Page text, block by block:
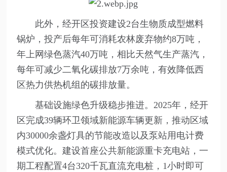
此外，经开区投资建设2台生物质成型燃料
锅炉，投产后每年可消耗农林废弃物约8万吨，
年上网绿色蒸汽40万吨，相比天然气生产蒸汽，
每年可减少二氧化碳排放7万余吨，有效降低西
区热力供热机组的碳排放量。
基础设施绿色升级稳步推进。2025年，经开
区完成39辆环卫领域新能源车辆更新，推动区域
内30000余盏灯具的节能改造以及泵站用电计费
模式优化。建设首座公共新能源重卡充电站，一
期工程配置4台320千瓦直流充电桩，1小时即可